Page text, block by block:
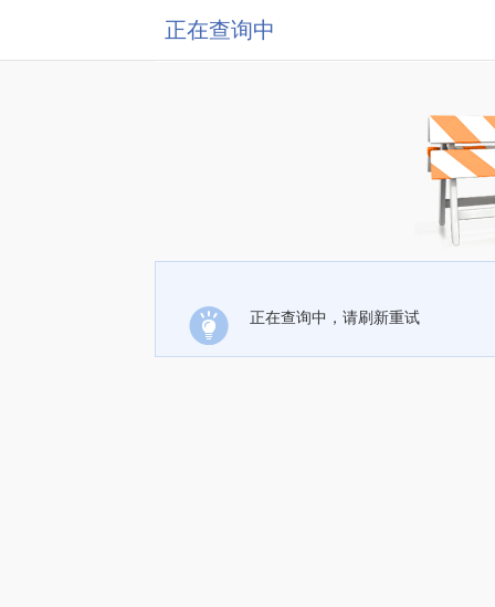
正在查询中
正在查询中，请刷新重试